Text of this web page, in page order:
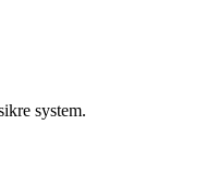
system.